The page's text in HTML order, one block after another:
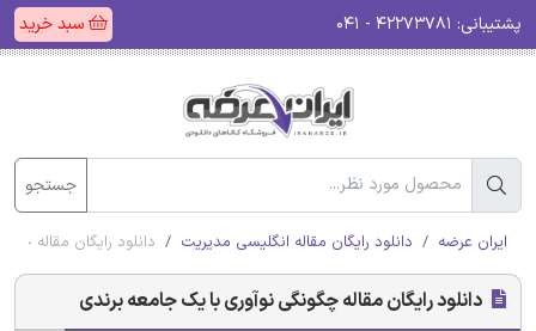
پشتیبانی: سبد خرید
جستجو
ایران عرضه دانلود رایگان مقاله انگلیسی مدیریت دانلود رایگان مقاله
دانلود رایگان مقاله چگونگی نوآوری با یک جامعه برندی